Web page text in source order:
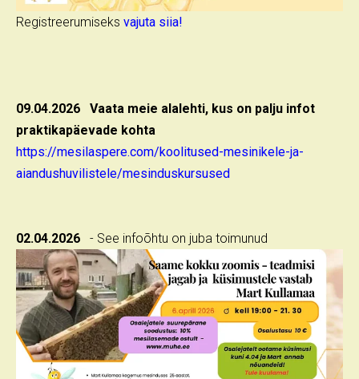
Registreerumiseks vajuta siia!
09.04.2026 Vaata meie alalehti, kus on palju infot
praktikapäevade kohta
https://mesilaspere.com/koolitused-mesinikele-ja-
aiandushuvilistele/mesinduskursused
02.04.2026 - See infoõhtu on juba toimunud